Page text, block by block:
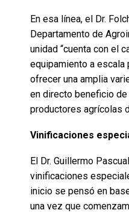
En esa línea, el Dr.
Departamento de
unidad “cuenta con el
equipamiento a
ofrecer una amplia
en directo beneficio
productores agrícolas
Vinificaciones
El Dr. Guillermo
vinificaciones
inicio se pensó en
una vez que